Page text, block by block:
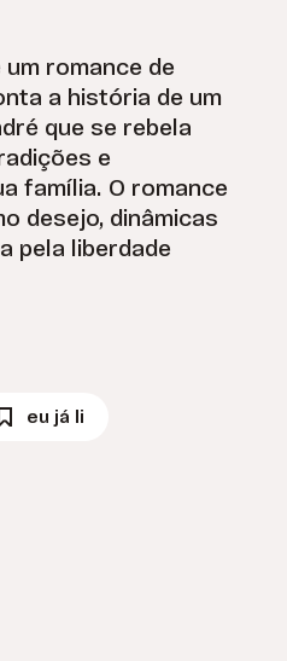
romance de
a história de um
que se rebela
e
família. O romance
desejo, dinâmicas
pela liberdade
eu já li